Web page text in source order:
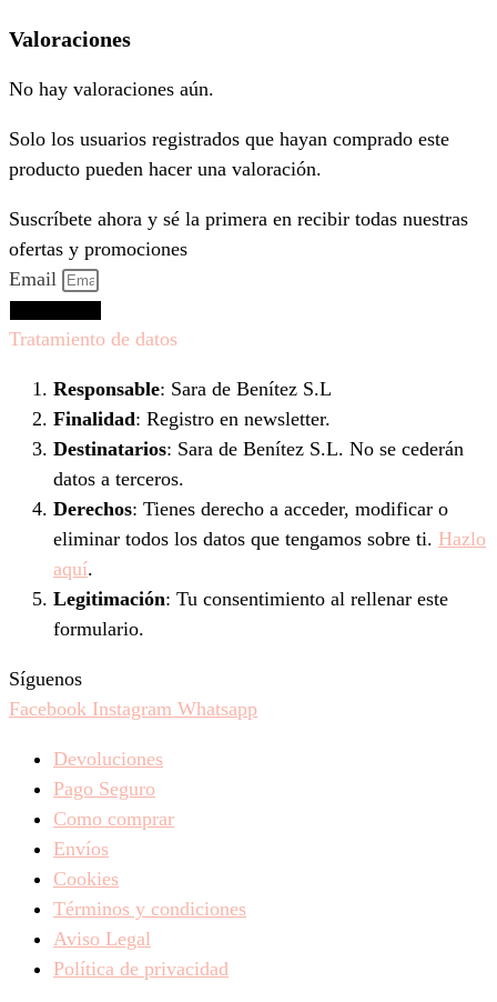
Valoraciones
No hay valoraciones aún.
Solo los usuarios registrados que hayan comprado este
producto pueden hacer una valoración.
Suscríbete ahora y sé la primera en recibir todas nuestras
ofertas y promociones
Email
Tratamiento de datos
Responsable: Sara de Benítez S.L
Finalidad: Registro en newsletter.
Destinatarios: Sara de Benítez S.L. No se cederán
datos a terceros.
Derechos: Tienes derecho a acceder, modificar o
eliminar todos los datos que tengamos sobre ti. Hazlo
aquí.
Legitimación: Tu consentimiento al rellenar este
formulario.
Síguenos
Facebook Instagram Whatsapp
Devoluciones
Pago Seguro
Como comprar
Envíos
Cookies
Términos y condiciones
Aviso Legal
Política de privacidad